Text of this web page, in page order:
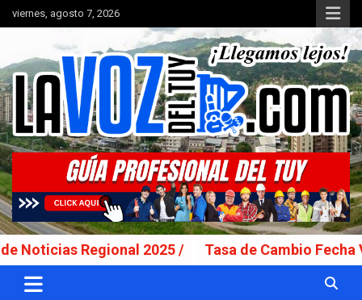
Saltar
al
viernes, agosto 7, 2026
La Voz del Tuy
Portal de noticias
Regional 2025 / Tasa de Cambio Fecha Valor: